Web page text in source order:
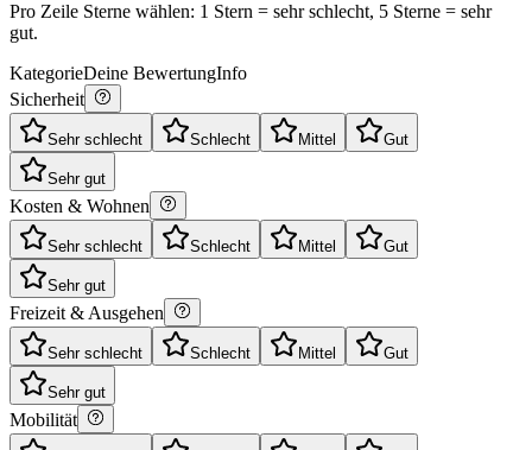
Pro Zeile Sterne wählen: 1 Stern = sehr schlecht, 5 Sterne = sehr
gut.
KategorieDeine BewertungInfo
Sicherheit
Sehr schlecht Schlecht Mittel Gut
Sehr gut
Kosten & Wohnen
Sehr schlecht Schlecht Mittel Gut
Sehr gut
Freizeit & Ausgehen
Sehr schlecht Schlecht Mittel Gut
Sehr gut
Mobilität